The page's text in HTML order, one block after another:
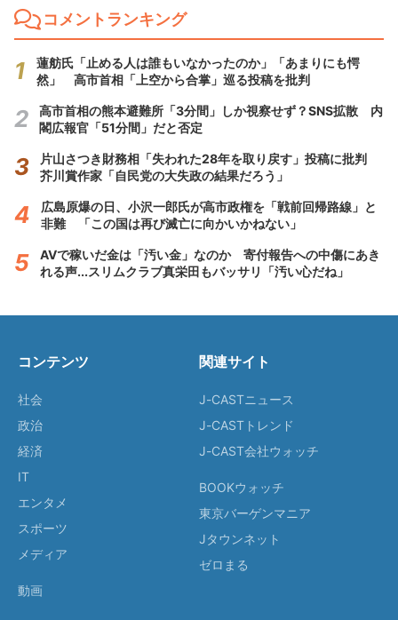
コメントランキング
蓮舫氏「止める人は誰もいなかったのか」「あまりにも愕
然」 高市首相「上空から合掌」巡る投稿を批判
高市首相の熊本避難所「3分間」しか視察せず？SNS拡散 内
閣広報官「51分間」だと否定
片山さつき財務相「失われた28年を取り戻す」投稿に批判
芥川賞作家「自民党の大失政の結果だろう」
広島原爆の日、小沢一郎氏が高市政権を「戦前回帰路線」と
非難 「この国は再び滅亡に向かいかねない」
AVで稼いだ金は「汚い金」なのか 寄付報告への中傷にあき
れる声...スリムクラブ真栄田もバッサリ「汚い心だね」
コンテンツ
社会
政治
経済
IT
エンタメ
スポーツ
メディア
動画
関連サイト
J-CASTニュース
J-CASTトレンド
J-CAST会社ウォッチ
BOOKウォッチ
東京バーゲンマニア
Jタウンネット
ゼロまる